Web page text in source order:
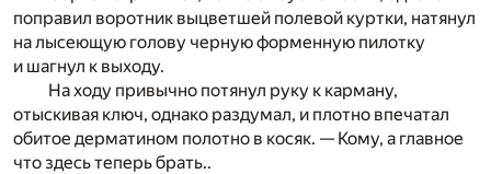
поправил воротник выцветшей полевой куртки, натянул
на лысеющую голову черную форменную пилотку
и шагнул к выходу.
На ходу привычно потянул руку к карману,
отыскивая ключ, однако раздумал, и плотно впечатал
обитое дерматином полотно в косяк. — Кому, а главное
что здесь теперь брать..